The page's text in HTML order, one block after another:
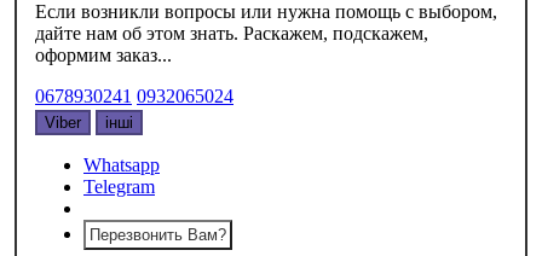
Если возникли вопросы или нужна помощь с выбором,
дайте нам об этом знать. Раскажем, подскажем,
оформим заказ...
0678930241 0932065024
Viber інші
Whatsapp
Telegram
Перезвонить Вам?